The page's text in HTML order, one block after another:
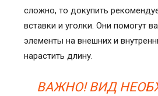
сложно, то докупить
вставки и уголки. Они помогут
элементы на внешних и
нарастить длину.
ВАЖНО! ВИД